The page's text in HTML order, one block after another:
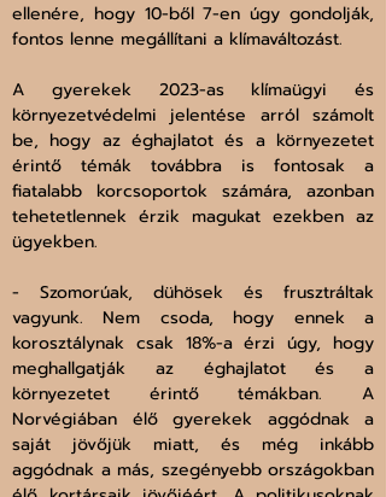
ellenére, hogy 10-ből 7-en úgy gondolják,
fontos lenne megállítani a klímaváltozást.
A gyerekek 2023-as klímaügyi és
környezetvédelmi jelentése arról számolt
be, hogy az éghajlatot és a környezetet
érintő témák továbbra is fontosak a
fiatalabb korcsoportok számára, azonban
tehetetlennek érzik magukat ezekben az
ügyekben.
- Szomorúak, dühösek és frusztráltak
vagyunk. Nem csoda, hogy ennek a
korosztálynak csak 18%-a érzi úgy, hogy
meghallgatják az éghajlatot és a
környezetet érintő témákban. A
Norvégiában élő gyerekek aggódnak a
saját jövőjük miatt, és még inkább
aggódnak a más, szegényebb országokban